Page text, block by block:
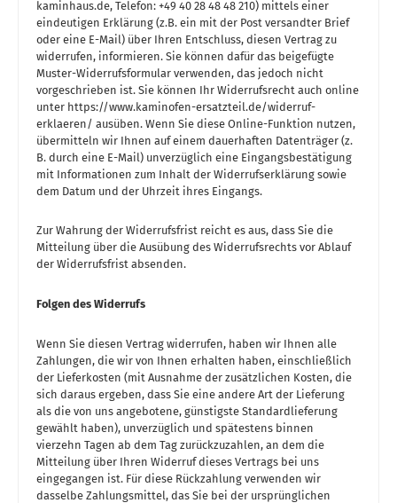
kaminhaus.de, Telefon: +49 40 28 48 48 210) mittels einer
eindeutigen Erklärung (z.B. ein mit der Post versandter Brief
oder eine E-Mail) über Ihren Entschluss, diesen Vertrag zu
widerrufen, informieren. Sie können dafür das beigefügte
Muster-Widerrufsformular verwenden, das jedoch nicht
vorgeschrieben ist. Sie können Ihr Widerrufsrecht auch online
unter https://www.kaminofen-ersatzteil.de/widerruf-
erklaeren/ ausüben. Wenn Sie diese Online-Funktion nutzen,
übermitteln wir Ihnen auf einem dauerhaften Datenträger (z.
B. durch eine E-Mail) unverzüglich eine Eingangsbestätigung
mit Informationen zum Inhalt der Widerrufserklärung sowie
dem Datum und der Uhrzeit ihres Eingangs.
Zur Wahrung der Widerrufsfrist reicht es aus, dass Sie die
Mitteilung über die Ausübung des Widerrufsrechts vor Ablauf
der Widerrufsfrist absenden.
Folgen des Widerrufs
Wenn Sie diesen Vertrag widerrufen, haben wir Ihnen alle
Zahlungen, die wir von Ihnen erhalten haben, einschließlich
der Lieferkosten (mit Ausnahme der zusätzlichen Kosten, die
sich daraus ergeben, dass Sie eine andere Art der Lieferung
als die von uns angebotene, günstigste Standardlieferung
gewählt haben), unverzüglich und spätestens binnen
vierzehn Tagen ab dem Tag zurückzuzahlen, an dem die
Mitteilung über Ihren Widerruf dieses Vertrags bei uns
eingegangen ist. Für diese Rückzahlung verwenden wir
dasselbe Zahlungsmittel, das Sie bei der ursprünglichen